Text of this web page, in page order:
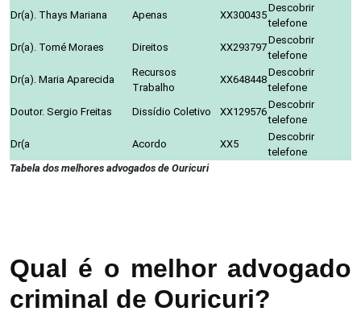
Dr(a). Thays Mariana
Apenas XX300435
Descobrir
telefone
Dr(a). Tomé Moraes
Direitos XX293797
Descobrir
telefone
Dr(a). Maria Aparecida
Recursos
Trabalho
XX648448
Descobrir
telefone
Doutor. Sergio Freitas
Dissídio Coletivo XX129576
Descobrir
telefone
Dr(a
Acordo XX5
Descobrir
telefone
Tabela dos melhores advogados de Ouricuri
Qual é o melhor advogado
criminal de Ouricuri?